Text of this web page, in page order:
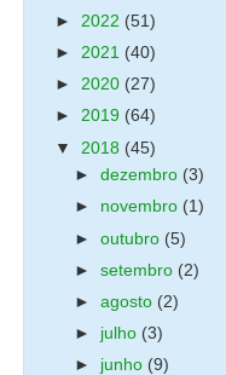
► 2022 (51)
► 2021 (40)
► 2020 (27)
► 2019 (64)
▼ 2018 (45)
►dezembro (3)
► novembro (1)
►outubro (5)
►setembro (2)
►agosto (2)
► julho (3)
► junho (9)